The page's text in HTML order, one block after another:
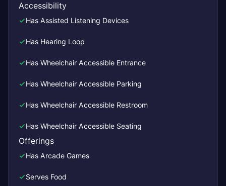
Accessibility
Has Assisted Listening Devices
Has Hearing Loop
Has Wheelchair Accessible Entrance
Has Wheelchair Accessible Parking
Has Wheelchair Accessible Restroom
Has Wheelchair Accessible Seating
Offerings
Has Arcade Games
Serves Food